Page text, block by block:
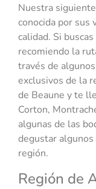
Nuestra
conocida por sus
calidad. Si
recomiendo la
través de
exclusivos de la
de Beaune y te
Corton,
algunas de las
degustar
región.
Región de